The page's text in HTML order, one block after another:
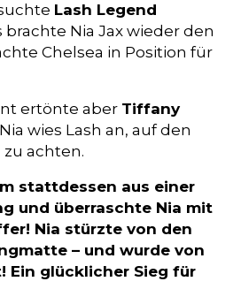
Lash Legend
brachte Nia Jax wieder den
Chelsea in Position für
ertönte aber Tiffany
wies Lash an, auf den
achten.
stattdessen aus einer
und überraschte Nia mit
Nia stürzte von den
– und wurde von
Ein glücklicher Sieg für